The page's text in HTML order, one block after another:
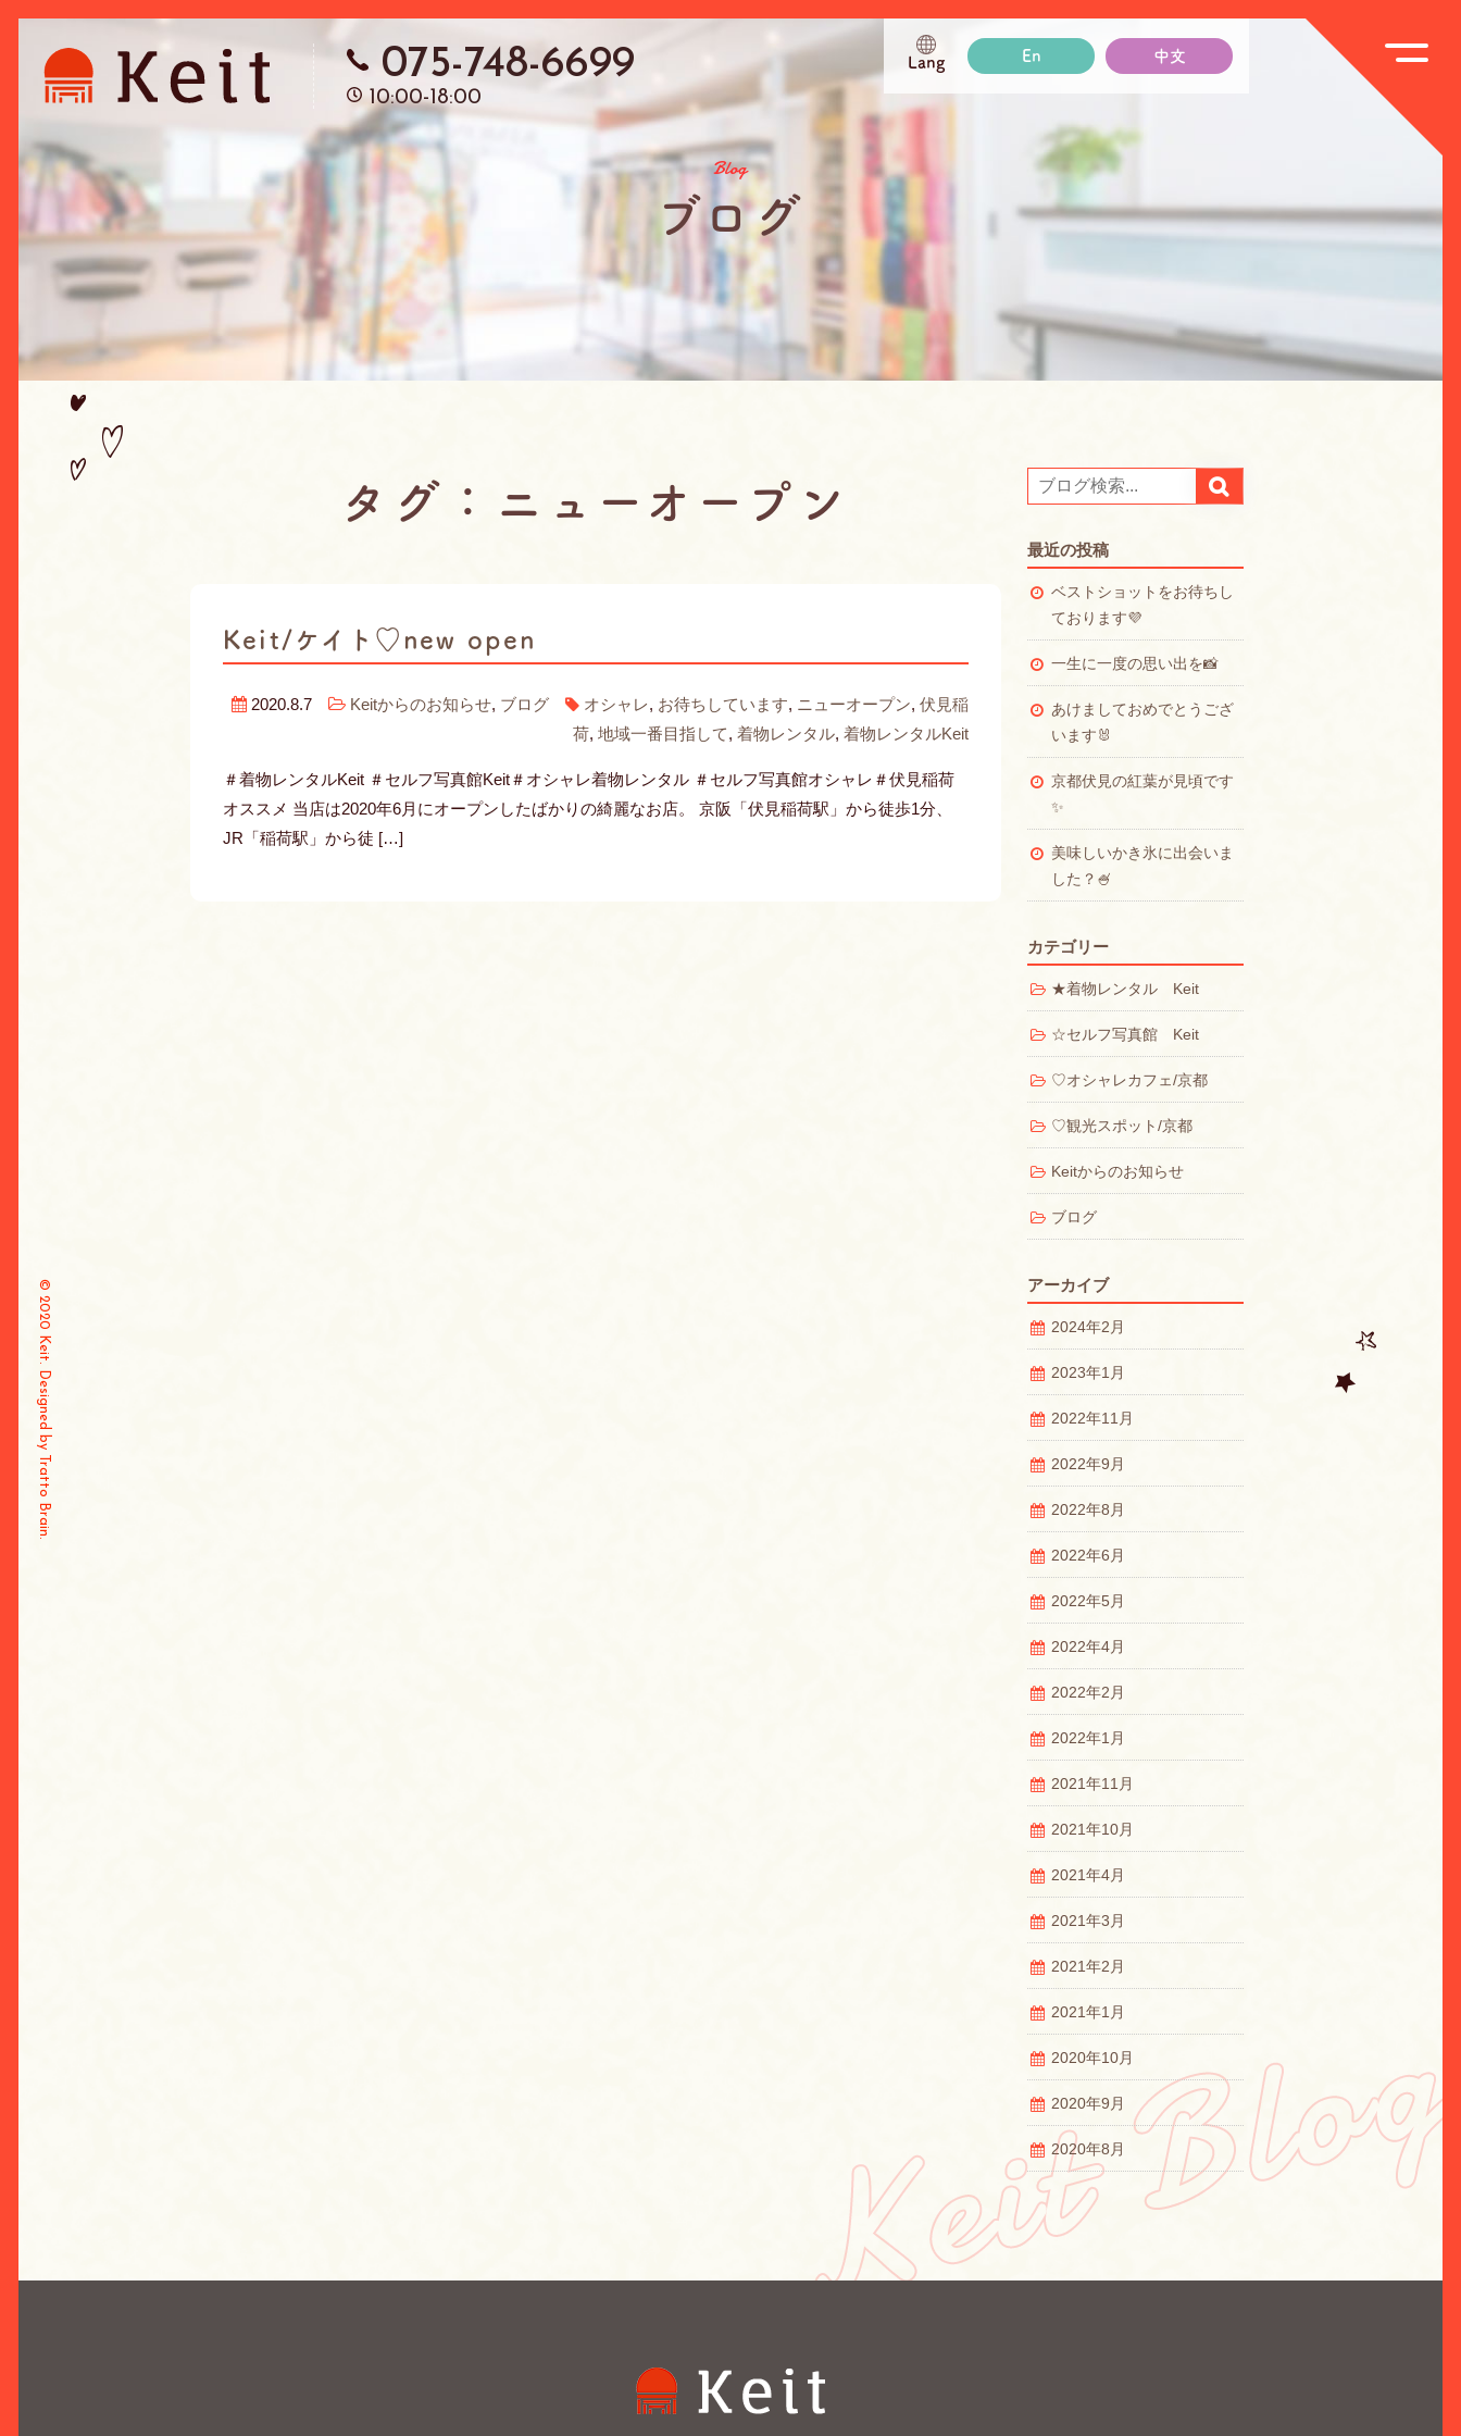
075-748-6699
10:00-18:00
Lang En 中文
Blog
ブログ
タグ：ニューオープン
Keit/ケイト♡new open
2020.8.7 Keitからのお知らせ, ブログ オシャレ, お待ちしています, ニューオープン, 伏見稲
荷, 地域一番目指して, 着物レンタル, 着物レンタルKeit
＃着物レンタルKeit ＃セルフ写真館Keit＃オシャレ着物レンタル ＃セルフ写真館オシャレ＃伏見稲荷
オススメ 当店は2020年6月にオープンしたばかりの綺麗なお店。 京阪「伏見稲荷駅」から徒歩1分、
JR「稲荷駅」から徒 […]
最近の投稿
ベストショットをお待ちし
ております💜
一生に一度の思い出を📸
あけましておめでとうござ
います🐰
京都伏見の紅葉が見頃です
✨
美味しいかき氷に出会いま
した？🍧
カテゴリー
★着物レンタル Keit
☆セルフ写真館 Keit
♡オシャレカフェ/京都
♡観光スポット/京都
Keitからのお知らせ
ブログ
アーカイブ
2024年2月
2023年1月
2022年11月
2022年9月
2022年8月
2022年6月
2022年5月
2022年4月
2022年2月
2022年1月
2021年11月
2021年10月
2021年4月
2021年3月
2021年2月
2021年1月
2020年10月
2020年9月
2020年8月
© 2020 Keit. Designed by
Tratto Brain